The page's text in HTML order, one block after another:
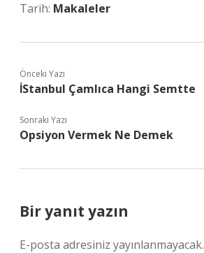
Tarih: Makaleler
Önceki Yazı
İStanbul Çamlıca Hangi Semtte
Sonraki Yazı
Opsiyon Vermek Ne Demek
Bir yanıt yazın
E-posta adresiniz yayınlanmayacak.